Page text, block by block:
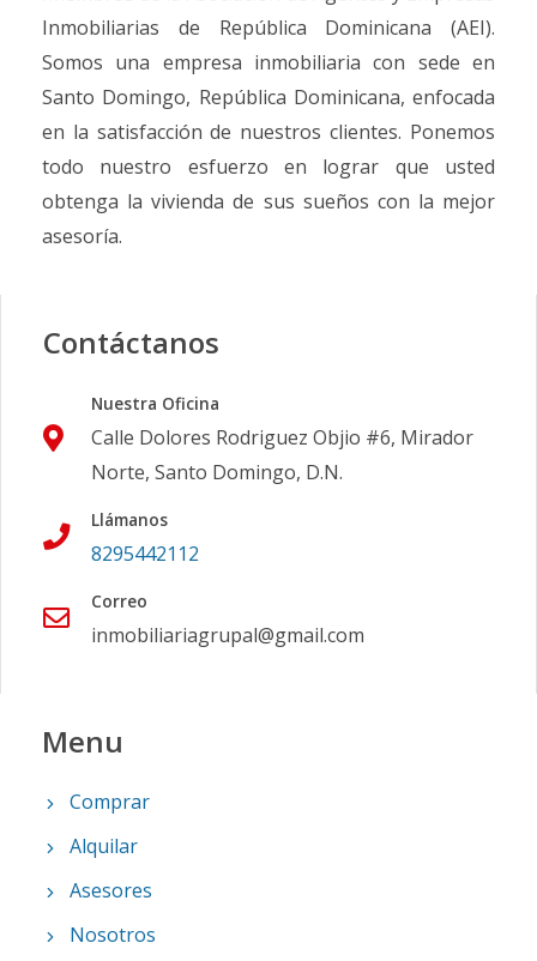
Inmobiliarias de República Dominicana (AEI).
Somos una empresa inmobiliaria con sede en
Santo Domingo, República Dominicana, enfocada
en la satisfacción de nuestros clientes. Ponemos
todo nuestro esfuerzo en lograr que usted
obtenga la vivienda de sus sueños con la mejor
asesoría.
Contáctanos
Nuestra Oficina
Calle Dolores Rodriguez Objio #6, Mirador
Norte, Santo Domingo, D.N.
Llámanos
8295442112
Correo
inmobiliariagrupal@gmail.com
Menu
Comprar
Alquilar
Asesores
Nosotros